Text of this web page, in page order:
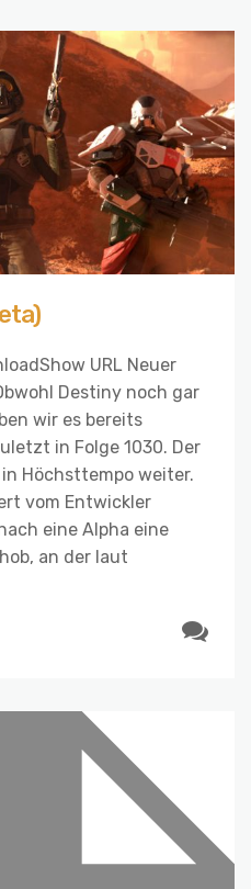
URL Neuer
Destiny noch gar
wir es bereits
in Folge 1030. Der
Höchsttempo weiter.
vom Entwickler
eine Alpha eine
an der laut